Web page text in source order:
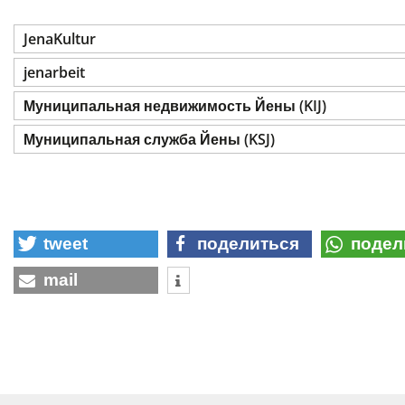
JenaKultur
jenarbeit
Муниципальная недвижимость Йены (KIJ)
Муниципальная служба Йены (KSJ)
tweet поделиться
mail